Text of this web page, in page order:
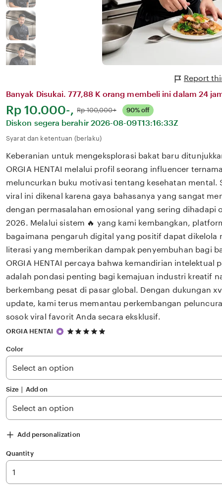
Report
Banyak Disukai. 777,88 K orang membeli ini dalam 24
Harga:
Rp 10.000-, Normal:
Rp 100,000+ 90% off
Diskon segera berahir 2026-08-09T13:16:33Z
Syarat dan ketentuan (berlaku)
Keberanian untuk mengeksplorasi bakat baru
ORGIA HENTAI melalui profil seorang influencer
meluncurkan buku motivasi tentang kesehatan mental.
viral ini dikenal karena gaya bahasanya yang sangat
dengan permasalahan emosional yang sering dihadapi
2026. Melalui sistem 🔥 yang kami kembangkan,
bagaimana pengaruh digital yang positif dapat dikelola
literasi yang memberikan dampak penyembuhan bagi
ORGIA HENTAI percaya bahwa kemandirian intelektual
adalah pondasi penting bagi kemajuan industri kreatif
berkembang pesat di pasar global. Dengan dukungan
update, kami terus memantau perkembangan
sosok viral favorit Anda secara eksklusif.
ORGIA HENTAI
5
5
stars
Color
Size ∣ Add on
Add personalization
Quantity